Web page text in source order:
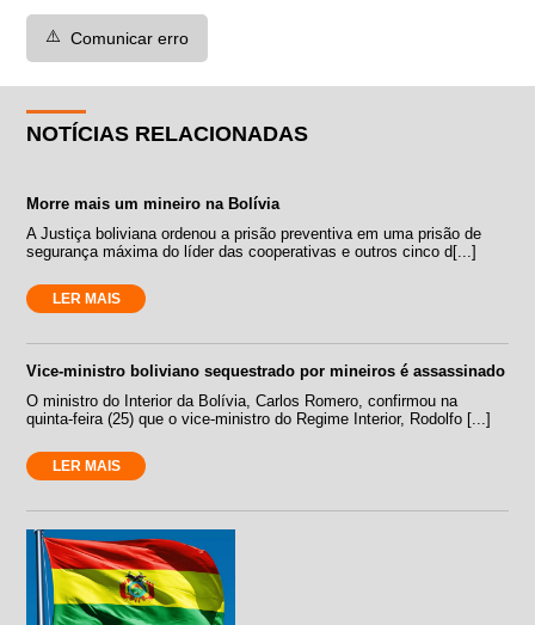
⚠️ Comunicar erro
NOTÍCIAS RELACIONADAS
Morre mais um mineiro na Bolívia
A Justiça boliviana ordenou a prisão preventiva em uma prisão de
segurança máxima do líder das cooperativas e outros cinco d[...]
LER MAIS
Vice-ministro boliviano sequestrado por mineiros é assassinado
O ministro do Interior da Bolívia, Carlos Romero, confirmou na
quinta-feira (25) que o vice-ministro do Regime Interior, Rodolfo [...]
LER MAIS